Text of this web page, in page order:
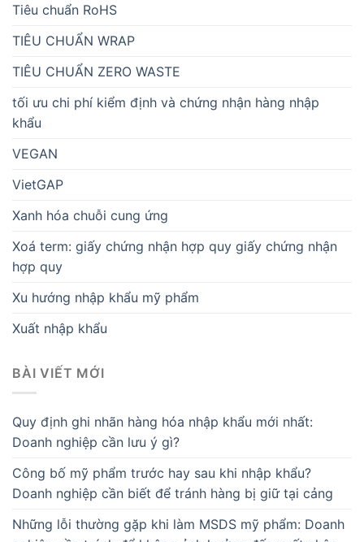
Tiêu chuẩn RoHS
TIÊU CHUẨN WRAP
TIÊU CHUẨN ZERO WASTE
tối ưu chi phí kiểm định và chứng nhận hàng nhập
khẩu
VEGAN
VietGAP
Xanh hóa chuỗi cung ứng
Xoá term: giấy chứng nhận hợp quy giấy chứng nhận
hợp quy
Xu hướng nhập khẩu mỹ phẩm
Xuất nhập khẩu
BÀI VIẾT MỚI
Quy định ghi nhãn hàng hóa nhập khẩu mới nhất:
Doanh nghiệp cần lưu ý gì?
Công bố mỹ phẩm trước hay sau khi nhập khẩu?
Doanh nghiệp cần biết để tránh hàng bị giữ tại cảng
Những lỗi thường gặp khi làm MSDS mỹ phẩm: Doanh